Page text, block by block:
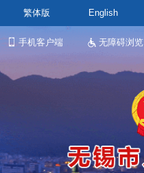
繁体版 English
手机客户端 无障碍浏览